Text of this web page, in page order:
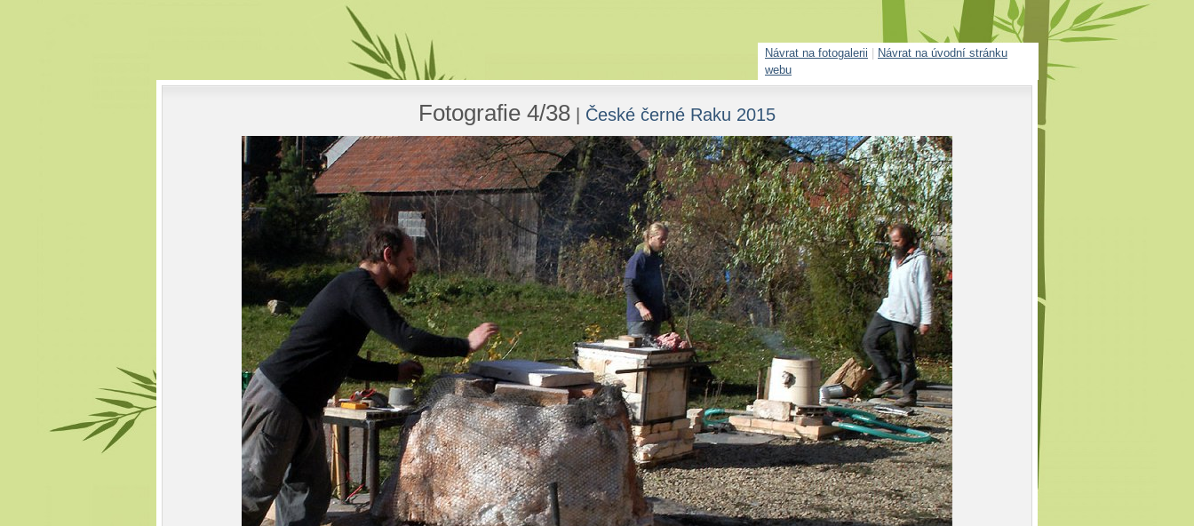
Návrat na fotogalerii
Návrat na úvodní stránku
webu
Fotografie 4/38 | České černé Raku 2015